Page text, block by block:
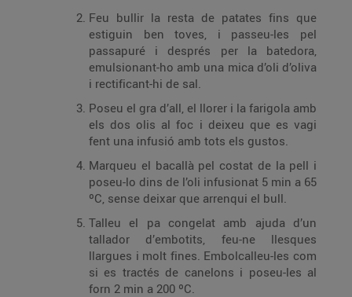
Feu bullir la resta de patates fins que
estiguin ben toves, i passeu-les pel
passapuré i després per la batedora,
emulsionant-ho amb una mica d’oli d’oliva
i rectificant-hi de sal.
Poseu el gra d’all, el llorer i la farigola amb
els dos olis al foc i deixeu que es vagi
fent una infusió amb tots els gustos.
Marqueu el bacallà pel costat de la pell i
poseu-lo dins de l’oli infusionat 5 min a 65
ºC, sense deixar que arrenqui el bull.
Talleu el pa congelat amb ajuda d’un
tallador d’embotits, feu-ne llesques
llargues i molt fines. Embolcalleu-les com
si es tractés de canelons i poseu-les al
forn 2 min a 200 ºC.